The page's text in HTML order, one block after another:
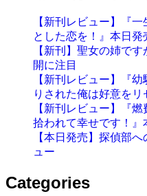
【新刊レビュー】『
とした恋を！』本日発
【新刊】聖女の姉で
開に注目
【新刊レビュー】『
りされた俺は好意を
【新刊レビュー】『
拾われて幸せです！』
【本日発売】探偵部
ュー
Categories